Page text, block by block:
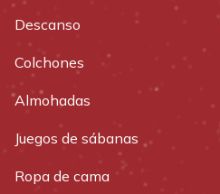
Descanso
Colchones
Almohadas
Juegos de sábanas
Ropa de cama